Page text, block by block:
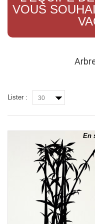
VOUS
Lister : 30
En